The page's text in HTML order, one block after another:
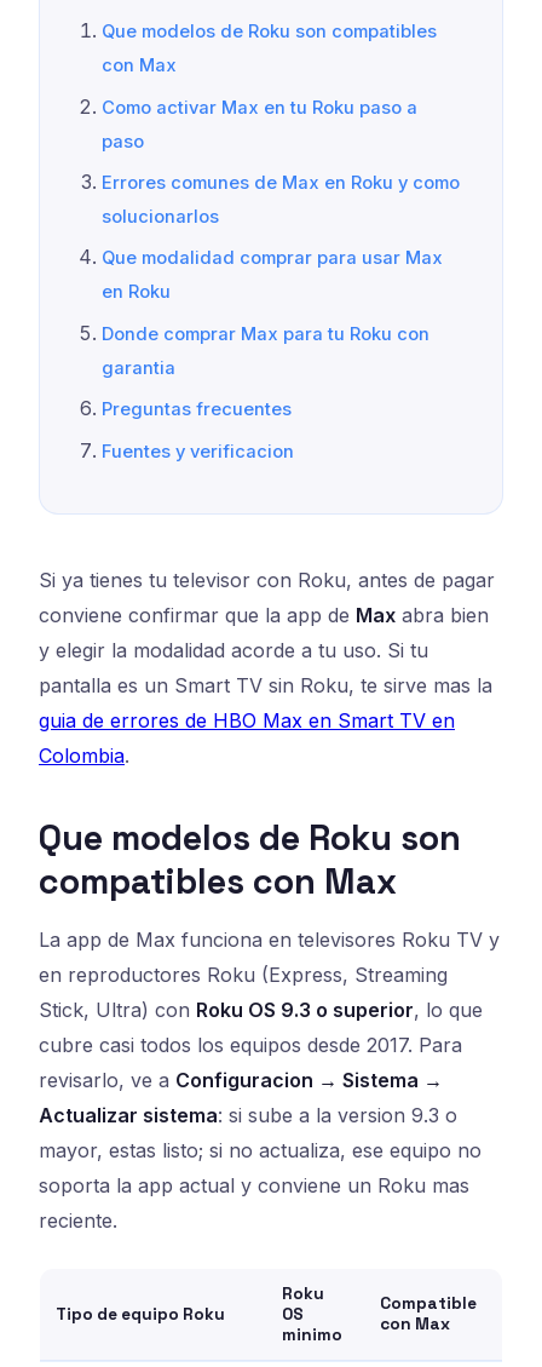
Que modelos de Roku son compatibles
con Max
Como activar Max en tu Roku paso a
paso
Errores comunes de Max en Roku y como
solucionarlos
Que modalidad comprar para usar Max
en Roku
Donde comprar Max para tu Roku con
garantia
Preguntas frecuentes
Fuentes y verificacion
Si ya tienes tu televisor con Roku, antes de pagar
conviene confirmar que la app de Max abra bien
y elegir la modalidad acorde a tu uso. Si tu
pantalla es un Smart TV sin Roku, te sirve mas la
guia de errores de HBO Max en Smart TV en
Colombia.
Que modelos de Roku son
compatibles con Max
La app de Max funciona en televisores Roku TV y
en reproductores Roku (Express, Streaming
Stick, Ultra) con Roku OS 9.3 o superior, lo que
cubre casi todos los equipos desde 2017. Para
revisarlo, ve a Configuracion → Sistema →
Actualizar sistema: si sube a la version 9.3 o
mayor, estas listo; si no actualiza, ese equipo no
soporta la app actual y conviene un Roku mas
reciente.
Tipo de equipo Roku
Roku
OS
minimo
Compatible
con Max